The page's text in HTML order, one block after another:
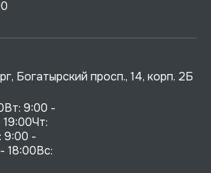
Богатырский просп., 14, корп. 2Б
9:00 -
9:00 -
18:00Вс: